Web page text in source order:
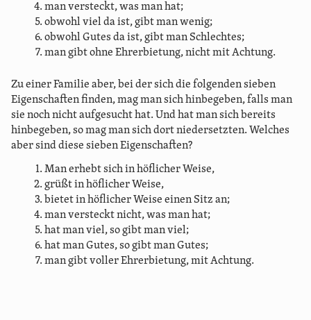
man versteckt, was man hat;
obwohl viel da ist, gibt man wenig;
obwohl Gutes da ist, gibt man Schlechtes;
man gibt ohne Ehrerbietung, nicht mit Achtung.
Zu einer Familie aber, bei der sich die folgenden sieben
Eigenschaften finden, mag man sich hinbegeben, falls man
sie noch nicht aufgesucht hat. Und hat man sich bereits
hinbegeben, so mag man sich dort niedersetzten. Welches
aber sind diese sieben Eigenschaften?
Man erhebt sich in höflicher Weise,
grüßt in höflicher Weise,
bietet in höflicher Weise einen Sitz an;
man versteckt nicht, was man hat;
hat man viel, so gibt man viel;
hat man Gutes, so gibt man Gutes;
man gibt voller Ehrerbietung, mit Achtung.